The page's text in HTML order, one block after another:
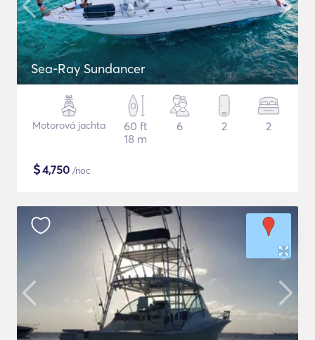
Sea-Ray Sundancer
Motorová jachta
60 ft
18 m
6 2 2
$4,750 /noc